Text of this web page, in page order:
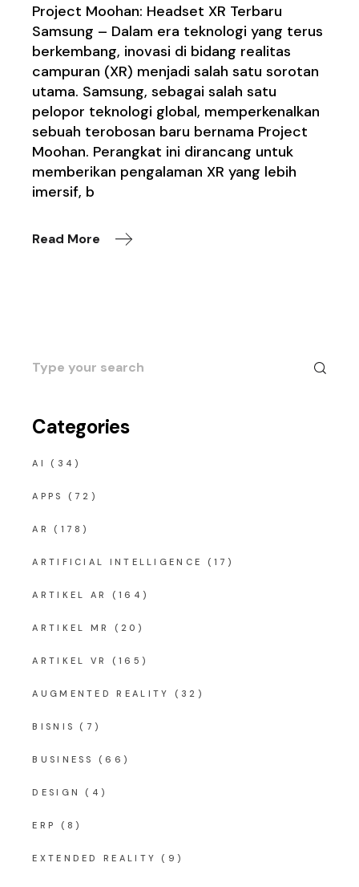
Project Moohan: Headset XR Terbaru
Samsung – Dalam era teknologi yang terus
berkembang, inovasi di bidang realitas
campuran (XR) menjadi salah satu sorotan
utama. Samsung, sebagai salah satu
pelopor teknologi global, memperkenalkan
sebuah terobosan baru bernama Project
Moohan. Perangkat ini dirancang untuk
memberikan pengalaman XR yang lebih
imersif, b
Read More
Search
for:
Categories
AI (34)
APPS (72)
AR (178)
ARTIFICIAL INTELLIGENCE (17)
ARTIKEL AR (164)
ARTIKEL MR (20)
ARTIKEL VR (165)
AUGMENTED REALITY (32)
BISNIS (7)
BUSINESS (66)
DESIGN (4)
ERP (8)
EXTENDED REALITY (9)